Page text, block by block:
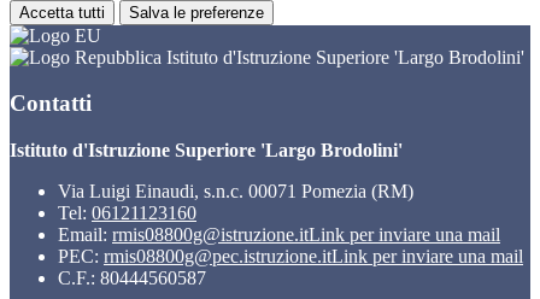
Accetta tutti Salva le preferenze
Istituto d'Istruzione Superiore 'Largo Brodolini'
Contatti
Istituto d'Istruzione Superiore 'Largo Brodolini'
Via Luigi Einaudi, s.n.c. 00071 Pomezia (RM)
Tel: 06121123160
Email: rmis08800g@istruzione.itLink per inviare una mail
PEC: rmis08800g@pec.istruzione.itLink per inviare una mail
C.F.: 80444560587